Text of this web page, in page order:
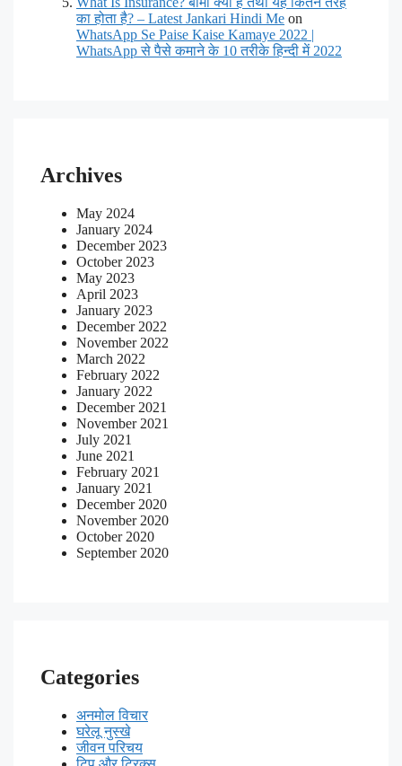
का होता है? – Latest Jankari Hindi Me on
WhatsApp Se Paise Kaise Kamaye 2022 |
WhatsApp से पैसे कमाने के 10 तरीके हिन्दी में 2022
Archives
May 2024
January 2024
December 2023
October 2023
May 2023
April 2023
January 2023
December 2022
November 2022
March 2022
February 2022
January 2022
December 2021
November 2021
July 2021
June 2021
February 2021
January 2021
December 2020
November 2020
October 2020
September 2020
Categories
अनमोल विचार
घरेलू नुस्खे
जीवन परिचय